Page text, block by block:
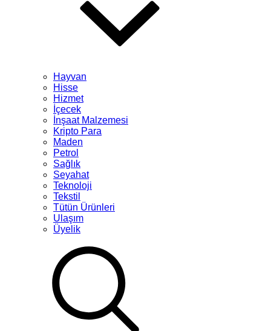
Hayvan
Hisse
Hizmet
İçecek
İnşaat Malzemesi
Kripto Para
Maden
Petrol
Sağlık
Seyahat
Teknoloji
Tekstil
Tütün Ürünleri
Ulaşım
Üyelik